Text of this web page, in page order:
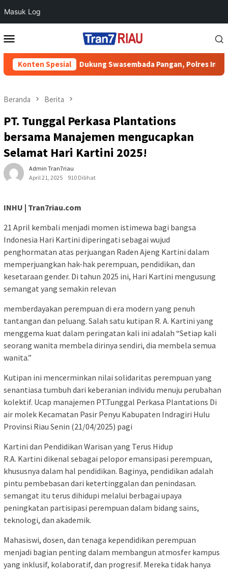
Masuk Log
ke
Mobile
Konten Spesial
Dukung Swasembada Pangan, Polres Inhu Pantau
Beranda Berita
PT. Tunggal Perkasa Plantations
bersama Manajemen mengucapkan
Selamat Hari Kartini 2025!
Admin Tran7riau
April 21, 2025
910 Dilihat
INHU | Tran7riau.com
21 April kembali menjadi momen istimewa bagi bangsa
Indonesia Hari Kartini diperingati sebagai wujud
penghormatan atas perjuangan Raden Ajeng Kartini dalam
memperjuangkan hak-hak perempuan, pendidikan, dan
kesetaraan gender. Di tahun 2025 ini, Hari Kartini mengusung
semangat yang semakin relevan
memberdayakan perempuan di era modern yang penuh
tantangan dan peluang. Salah satu kutipan R. A. Kartini yang
menggema kuat dalam peringatan kali ini adalah “Setiap kali
seorang wanita membela dirinya sendiri, dia membela semua
wanita.”
Kutipan ini mencerminkan nilai solidaritas perempuan yang
senantiasa tumbuh dari keberanian individu menuju perubahan
kolektif. Ucap manajemen PT.Tunggal Perkasa Plantations Di
air molek Kecamatan Pasir Penyu Kabupaten Indragiri Hulu
Provinsi Riau Senin (21/04/2025) pagi
Kartini dan Pendidikan Warisan yang Terus Hidup
R.A. Kartini dikenal sebagai pelopor emansipasi perempuan,
khususnya dalam hal pendidikan. Baginya, pendidikan adalah
pintu pembebasan dari ketertinggalan dan penindasan.
semangat itu terus dihidupi melalui berbagai upaya
peningkatan partisipasi perempuan dalam bidang sains,
teknologi, dan akademik.
Mahasiswi, dosen, dan tenaga kependidikan perempuan
menjadi bagian penting dalam membangun atmosfer kampus
yang inklusif, kolaboratif, dan progresif. Mereka tidak hanya